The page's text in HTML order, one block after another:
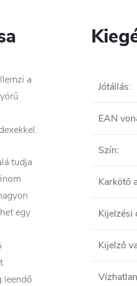
a
tudja
egy
leendő
Jótállás:
EAN
Szín:
Karkötő
Kijelzési
Kijelző
Vízhatlan